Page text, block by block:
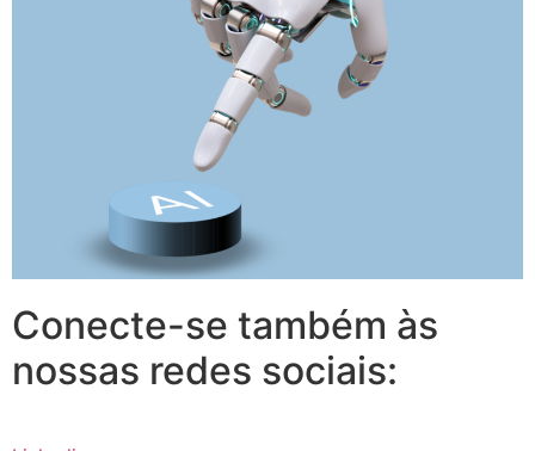
Conecte-se também às
nossas redes sociais: